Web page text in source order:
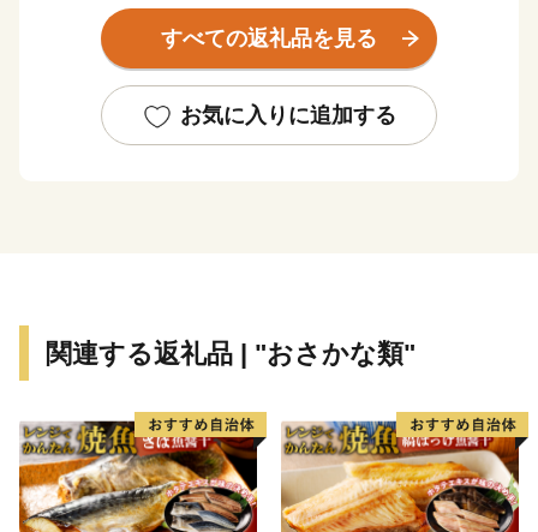
また、越前海岸は日本水仙の日本三大群生地の一つと
して知られており、12月～2月末までの開花シーズンに
しい香りが漂います。内陸部には、織田信長一族ゆかり
の「剱神社」や日本六古窯のひとつである「越前焼」、
越前町ふるさと納税サポート
TEL 050-5526-2902
メール furusato@town-echizen.com
※寄附金受領証明書およびワンストップ特例申請は返礼
すべての返礼品を見る
お気に入りに追加する
関連する返礼品 | "おさかな類"